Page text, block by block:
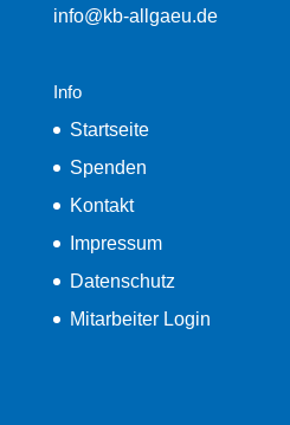
info@kb-allgaeu.de
Info
Startseite
Spenden
Kontakt
Impressum
Datenschutz
Mitarbeiter Login